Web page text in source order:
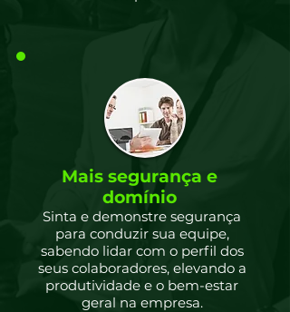
Mais segurança e
domínio
Sinta e demonstre segurança
para conduzir sua equipe,
sabendo lidar com o perfil dos
seus colaboradores, elevando a
produtividade e o bem-estar
geral na empresa.